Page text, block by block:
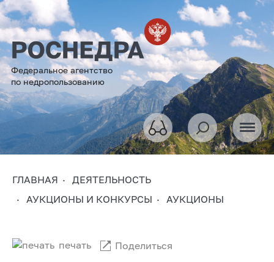
Федеральное агентство
по недропользованию
ГЛАВНАЯ
ДЕЯТЕЛЬНОСТЬ
АУКЦИОНЫ И КОНКУРСЫ
АУКЦИОНЫ
печать Поделиться